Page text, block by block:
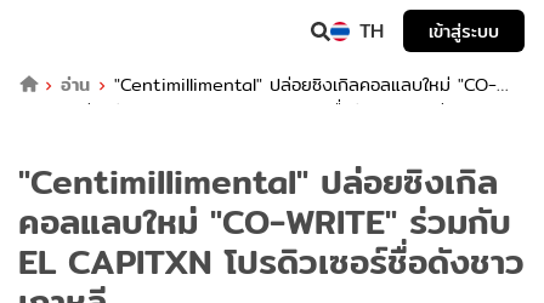
TH
เข้าสู่ระบบ
อ่าน
"Centimillimental" ปล่อยซิงเกิลคอลแลบใหม่ "CO-
WRITE" ร่วมกับ EL CAPITXN โปรดิวเซอร์ชื่อดังชาวเกาหลี
"Centimillimental" ปล่อยซิงเกิล
คอลแลบใหม่ "CO-WRITE" ร่วมกับ
EL CAPITXN โปรดิวเซอร์ชื่อดังชาว